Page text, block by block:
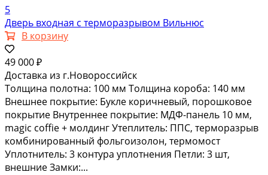
5
Дверь входная с терморазрывом Вильнюс
В корзину
49 000 ₽
Доставка из г.Новороссийск
Толщина полотна: 100 мм Толщина короба: 140 мм
Внешнее покрытие: Букле коричневый, порошковое
покрытие Внутреннее покрытие: МДФ-панель 10 мм,
magic coffie + молдинг Утеплитель: ППС, терморазрыв
комбинированный фольгоизолон, термомост
Уплотнитель: 3 контура уплотнения Петли: 3 шт,
внешние Замки:...